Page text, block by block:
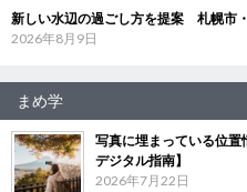
新しい水辺の過ごし方を提案 札幌市
2026年8月9日
まめ学
写真に埋まっている位
デジタル指南】
2026年7月22日